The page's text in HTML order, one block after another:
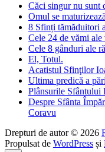
Căci singur nu sunt
Omul se
8 Sfinți tămăduitori
Cele 24 de vămi
Cele 8 gânduri ale
El, Totul.
Acatistul Sfinţilor
Ultima predică a
Plânsurile Sfântului
Despre Sfânta
Coravu
Drepturi de autor © 2026
Propulsat de WordPress și